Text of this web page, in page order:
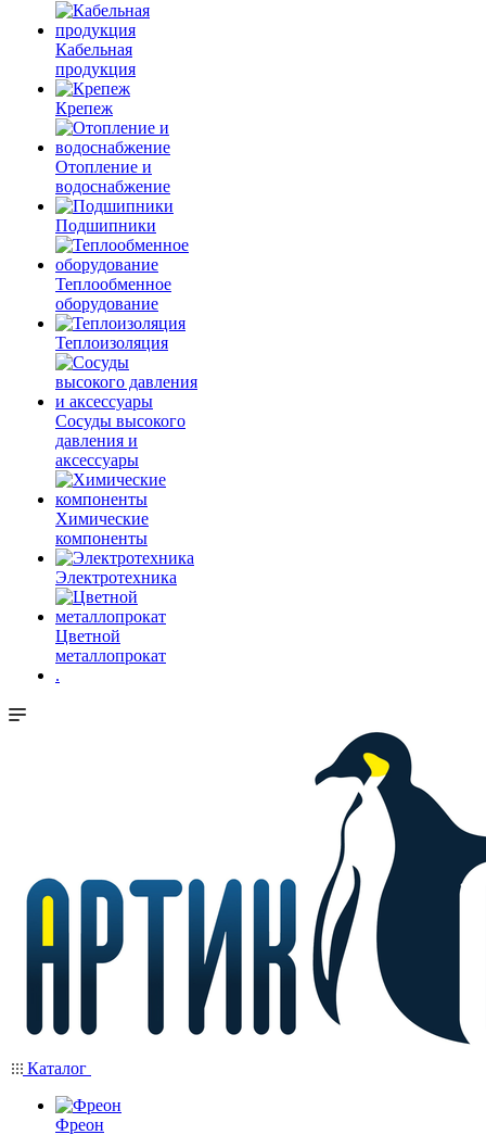
Кабельная
продукция
Крепеж
Отопление и
водоснабжение
Подшипники
Теплообменное
оборудование
Теплоизоляция
Сосуды высокого
давления и
аксессуары
Химические
компоненты
Электротехника
Цветной
металлопрокат
.
Каталог
Фреон